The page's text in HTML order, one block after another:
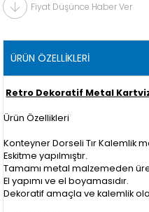
Fiyat Düşünce Haber Ver
ÜRÜN ÖZELLIKLERI
Retro Dekoratif Metal
Ürün Özellikleri
Konteyner Dorseli Tır Kalemlik
Eskitme yapılmıştır.
Tamamı metal malzemeden
El yapımı ve el boyamasıdır.
Dekoratif amaçla ve kalemlik